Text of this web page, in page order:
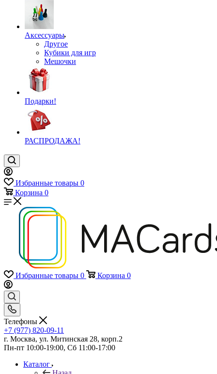
Аксессуары
Другое
Кубики для игр
Мешочки
Подарки!
РАСПРОДАЖА!
Избранные товары 0
Корзина 0
Избранные товары 0 Корзина 0
Телефоны
+7 (977) 820-09-11
г. Москва, ул. Митинская 28, корп.2
Пн-пт 10:00-19:00, Сб 11:00-17:00
Каталог